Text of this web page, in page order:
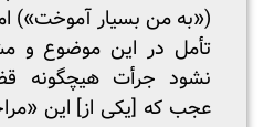
(«به من بسیار آموخت»)
تأمل در این موضوع و
نشود جرأت هیچگونه
عجب که [یکی از] این